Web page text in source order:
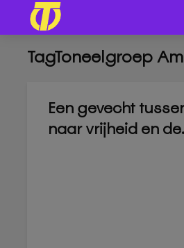
TagToneelgroep
Een gevecht
naar vrijheid en